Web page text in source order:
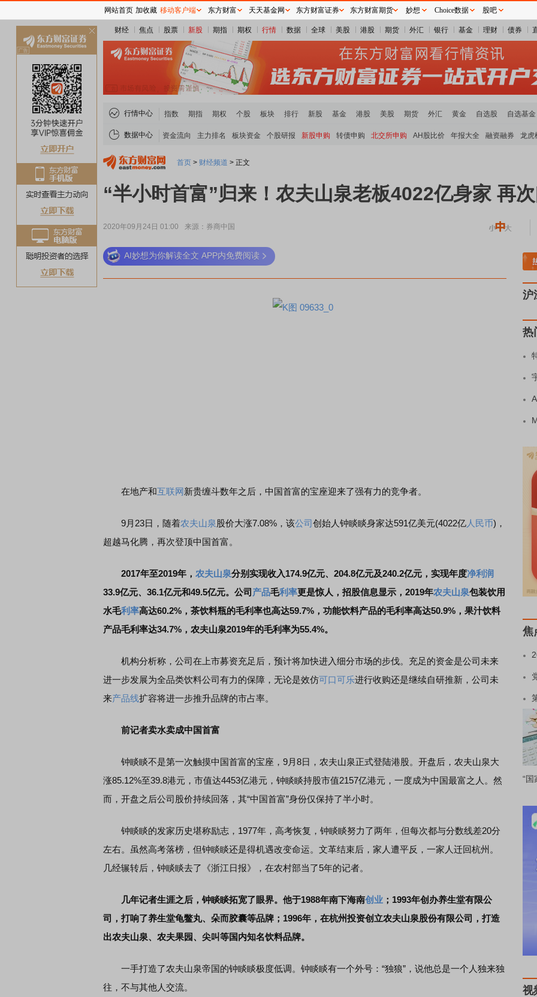
财经 焦点 股票 新股 期指 期权 行情 数据 全球 美股 港股 期货 外汇 银行 基金 理财 债券
行情中心 指数 期指 期权 个股 板块 排行 新股 基金 港股 美股 期货 外汇 黄金 自选股 自选基金
数据中心 资金流向 主力排名 板块资金 个股研报 新股申购 转债申购 北交所申购 AH股比价 年报大全 融资融券 龙虎
首页 > 财经频道 > 正文
“半小时首富”归来！农夫山泉老板4022亿身家 再
2020年09月24日 01:00 来源：券商中国
AI妙想为你解读全文 APP内免费阅读
在地产和互联网 新贵缠斗数年之后，中国首富的宝座迎来了强有力的竞争者。
9月23日，随着农夫山泉 股价大涨7.08%，该公司 创始人钟睒睒身家达591亿美元(4022亿人民币)，
超越马化腾，再次登顶中国首富。
2017年至2019年， 农夫山泉分别实现收入174.9亿元、204.8亿元及240.2亿元，实现年度净利润
33.9亿元、36.1亿元和49.5亿元。公司 产品毛利率更是惊人，招股信息显示，2019年农夫山泉包装饮用
水毛利率高达60.2%，茶饮料瓶的毛利率也高达59.7%，功能饮料产品的毛利率高达50.9%，果汁饮料
产品毛利率达34.7%，农夫山泉2019年的毛利率为55.4%。
机构分析称，公司在上市募资充足后，预计将加快进入细分市场的步伐。充足的资金是公司未来
进一步发展为全品类饮料公司有力的保障，无论是效仿可口可乐进行收购还是继续自研推新，公司未
来产品线扩容将进一步推升品牌的市占率。
前记者卖水卖成中国首富
钟睒睒不是第一次触摸中国首富的宝座，9月8日，农夫山泉正式登陆港股。开盘后，农夫山泉大
涨85.12%至39.8港元，市值达4453亿港元，钟睒睒持股市值2157亿港元，一度成为中国最富之人。然
而，开盘之后公司股价持续回落，其“中国首富”身份仅保持了半小时。
钟睒睒的发家历史堪称励志，1977年，高考恢复，钟睒睒努力了两年，但每次都与分数线差20分
左右。虽然高考落榜，但钟睒睒还是得机遇改变命运。文革结束后，家人遭平反，一家人迁回杭州。
几经辗转后，钟睒睒去了《浙江日报》，在农村部当了5年的记者。
几年记者生涯之后，钟睒睒拓宽了眼界。他于1988年南下海南创业 ；1993年创办养生堂有限公
司，打响了养生堂龟鳖丸、朵而胶囊等品牌；1996年，在杭州投资创立农夫山泉股份有限公司，打造
出农夫山泉、农夫果园、尖叫等国内知名饮料品牌。
一手打造了农夫山泉帝国的钟睒睒极度低调。钟睒睒有一个外号：“独狼”，说他总是一个人独来独
往，不与其他人交流。
稀土板块领涨
沪
热
焦
“国
视
网站首页 加收藏 移动客户端 东方财富 天天基金网 东方财富证券 东方财富期货 妙想 Choice数据 股吧
关